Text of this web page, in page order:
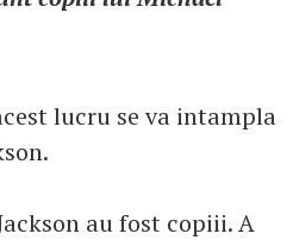
lucru se va intampla
au fost copiii. A